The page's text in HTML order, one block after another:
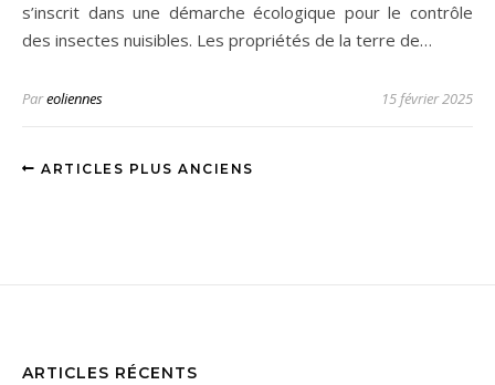
s’inscrit dans une démarche écologique pour le contrôle
des insectes nuisibles. Les propriétés de la terre de…
Pareoliennes 15 février 2025
ARTICLES PLUS ANCIENS
ARTICLES RÉCENTS